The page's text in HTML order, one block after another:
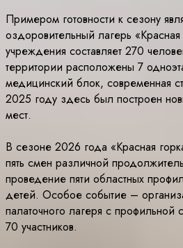
Примером готовности к сезону
оздоровительный лагерь
учреждения составляет 270
территории расположены 7
медицинский блок, современная
2025 году здесь был построен
мест.
В сезоне 2026 года «Красная
пять смен различной
проведение пяти областных
детей. Особое событие –
палаточного лагеря с
70 участников.